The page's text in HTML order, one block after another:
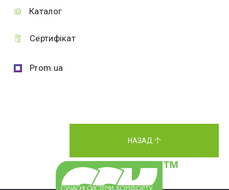
Каталог
Сертифікат
Prom.ua
НАЗАД